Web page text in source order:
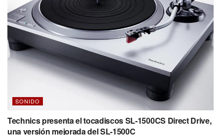
SONIDO
Technics presenta el tocadiscos SL-1500CS Direct Drive,
una versión mejorada del SL-1500C